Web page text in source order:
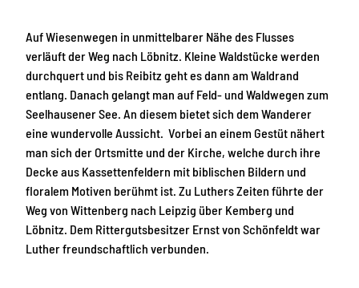
Auf Wiesenwegen in unmittelbarer Nähe des Flusses
verläuft der Weg nach Löbnitz. Kleine Waldstücke werden
durchquert und bis Reibitz geht es dann am Waldrand
entlang. Danach gelangt man auf Feld- und Waldwegen zum
Seelhausener See. An diesem bietet sich dem Wanderer
eine wundervolle Aussicht. Vorbei an einem Gestüt nähert
man sich der Ortsmitte und der Kirche, welche durch ihre
Decke aus Kassettenfeldern mit biblischen Bildern und
floralem Motiven berühmt ist. Zu Luthers Zeiten führte der
Weg von Wittenberg nach Leipzig über Kemberg und
Löbnitz. Dem Rittergutsbesitzer Ernst von Schönfeldt war
Luther freundschaftlich verbunden.